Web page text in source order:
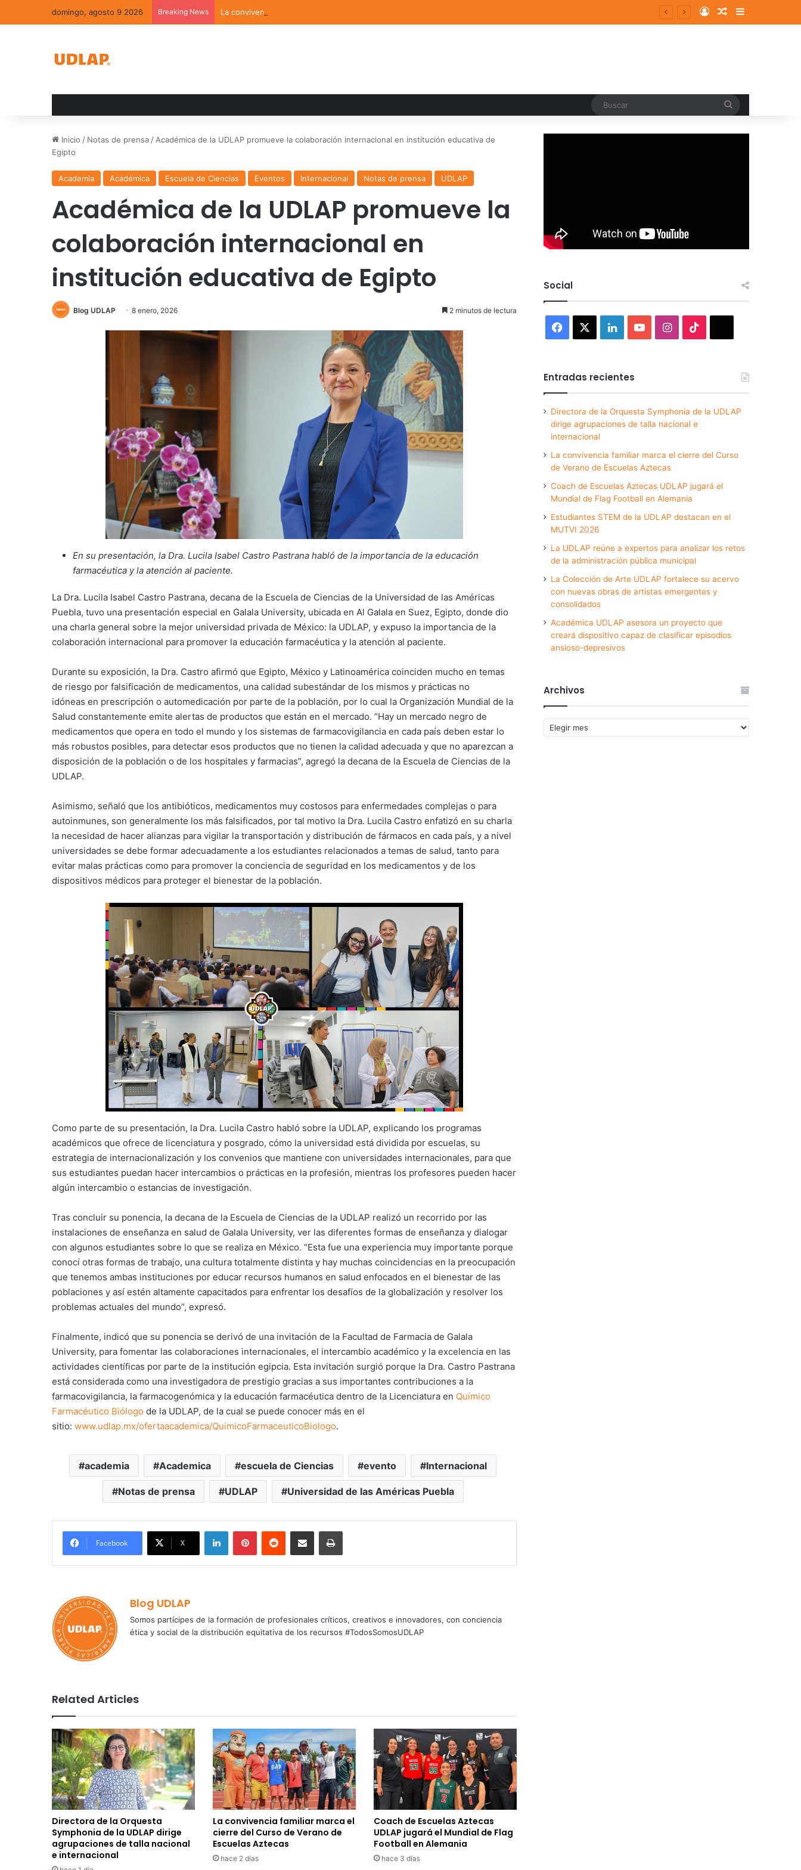
domingo, agosto 9 2026 Breaking News La convivencia familiar marca el cierre del Curso de Verano de Escuelas Aztecas Log InRandom Article
Sidebar
Inicio / Notas de prensa / Académica de la UDLAP promueve la colaboración internacional en institución educativa de
Egipto
Academia Académica Escuela de Ciencias Eventos Internacional Notas de prensa UDLAP
Académica de la UDLAP promueve la
colaboración internacional en
institución educativa de Egipto
Blog UDLAP 8 enero, 2026 2 minutos de lectura
En su presentación, la Dra. Lucila Isabel Castro Pastrana habló de la importancia de la educación
farmacéutica y la atención al paciente.
La Dra. Lucila Isabel Castro Pastrana, decana de la Escuela de Ciencias de la Universidad de las Américas
Puebla, tuvo una presentación especial en Galala University, ubicada en Al Galala en Suez, Egipto, donde dio
una charla general sobre la mejor universidad privada de México: la UDLAP, y expuso la importancia de la
colaboración internacional para promover la educación farmacéutica y la atención al paciente.
Durante su exposición, la Dra. Castro afirmó que Egipto, México y Latinoamérica coinciden mucho en temas
de riesgo por falsificación de medicamentos, una calidad subestándar de los mismos y prácticas no
idóneas en prescripción o automedicación por parte de la población, por lo cual la Organización Mundial de la
Salud constantemente emite alertas de productos que están en el mercado. “Hay un mercado negro de
medicamentos que opera en todo el mundo y los sistemas de farmacovigilancia en cada país deben estar lo
más robustos posibles, para detectar esos productos que no tienen la calidad adecuada y que no aparezcan a
disposición de la población o de los hospitales y farmacias”, agregó la decana de la Escuela de Ciencias de la
UDLAP.
Asimismo, señaló que los antibióticos, medicamentos muy costosos para enfermedades complejas o para
autoinmunes, son generalmente los más falsificados, por tal motivo la Dra. Lucila Castro enfatizó en su charla
la necesidad de hacer alianzas para vigilar la transportación y distribución de fármacos en cada país, y a nivel
universidades se debe formar adecuadamente a los estudiantes relacionados a temas de salud, tanto para
evitar malas prácticas como para promover la conciencia de seguridad en los medicamentos y de los
dispositivos médicos para proteger el bienestar de la población.
Como parte de su presentación, la Dra. Lucila Castro habló sobre la UDLAP, explicando los programas
académicos que ofrece de licenciatura y posgrado, cómo la universidad está dividida por escuelas, su
estrategia de internacionalización y los convenios que mantiene con universidades internacionales, para que
sus estudiantes puedan hacer intercambios o prácticas en la profesión, mientras los profesores pueden hacer
algún intercambio o estancias de investigación.
Tras concluir su ponencia, la decana de la Escuela de Ciencias de la UDLAP realizó un recorrido por las
instalaciones de enseñanza en salud de Galala University, ver las diferentes formas de enseñanza y dialogar
con algunos estudiantes sobre lo que se realiza en México. “Esta fue una experiencia muy importante porque
conocí otras formas de trabajo, una cultura totalmente distinta y hay muchas coincidencias en la preocupación
que tenemos ambas instituciones por educar recursos humanos en salud enfocados en el bienestar de las
poblaciones y así estén altamente capacitados para enfrentar los desafíos de la globalización y resolver los
problemas actuales del mundo”, expresó.
Finalmente, indicó que su ponencia se derivó de una invitación de la Facultad de Farmacia de Galala
University, para fomentar las colaboraciones internacionales, el intercambio académico y la excelencia en las
actividades científicas por parte de la institución egipcia. Esta invitación surgió porque la Dra. Castro Pastrana
está considerada como una investigadora de prestigio gracias a sus importantes contribuciones a la
farmacovigilancia, la farmacogenómica y la educación farmacéutica dentro de la Licenciatura en Químico
Farmacéutico Biólogo de la UDLAP, de la cual se puede conocer más en el
sitio: www.udlap.mx/ofertaacademica/QuimicoFarmaceuticoBiologo.
academia Academica escuela de Ciencias evento Internacional
Notas de prensa UDLAP Universidad de las Américas Puebla
Facebook X
LinkedInPinterestReddit Share via Email Print
Blog UDLAP
Somos partícipes de la formación de profesionales críticos, creativos e innovadores, con conciencia
ética y social de la distribución equitativa de los recursos #TodosSomosUDLAP
Related Articles
Directora de la Orquesta
Symphonia de la UDLAP dirige
agrupaciones de talla nacional
e internacional
La convivencia familiar marca el
cierre del Curso de Verano de
Escuelas Aztecas
hace 2 días
Coach de Escuelas Aztecas
UDLAP jugará el Mundial de Flag
Football en Alemania
hace 3 días
Social
Facebook LinkedInYouTubeInstagram
Entradas recientes
Directora de la Orquesta Symphonia de la UDLAP
dirige agrupaciones de talla nacional e
internacional
La convivencia familiar marca el cierre del Curso
de Verano de Escuelas Aztecas
Coach de Escuelas Aztecas UDLAP jugará el
Mundial de Flag Football en Alemania
Estudiantes STEM de la UDLAP destacan en el
MUTVI 2026
La UDLAP reúne a expertos para analizar los retos
de la administración pública municipal
La Colección de Arte UDLAP fortalece su acervo
con nuevas obras de artistas emergentes y
consolidados
Académica UDLAP asesora un proyecto que
creará dispositivo capaz de clasificar episodios
ansioso-depresivos
Archivos
Archivos